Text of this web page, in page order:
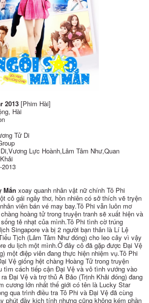
2013 [Phim Hài]
Hài
Tử Di
Lực Hoành,Lâm Tâm Như,Quan
2013
Mắn xoay quanh nhân vật nữ chính Tô Phi
cô gái ngây thơ, hồn nhiên có sở thích vẽ tryện
viên bán vé may bay.Tô Phi vẫn luôn mơ
hoàng tử trong truyện tranh sẽ xuất hiện và
tẻ nhạt của mình.Tô Phi tình cờ trúng
Singapore và bị 2 người bạn thân là Lí Lệ
Tịch (Lâm Tâm Như đóng) cho leo cây vì vậy
du lịch một mình.Ở đây cô đã gặp được Đại Vệ
một điệp viên đang thực hiện nhiệm vụ.Tô Phi
Vệ giống hệt chàng Hoàng Tử trong truyện
tìm cách tiếp cận Đại Vệ và vô tình vướng vào
Đại Vệ và trợ thủ A Bảo (Trịnh Khải đóng) đang
cương lớn nhất thế giới có tên là Lucky Star
qua trình điều tra Tô Phi và Đại Vệ đã cùng
phút đầy kịch tính nhưng cũng không kém phần